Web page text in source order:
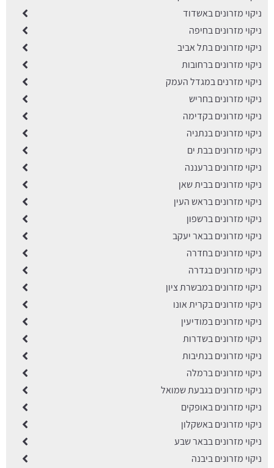
ניקוי מזרונים באשדוד
ניקוי מזרונים בחיפה
ניקוי מזרונים בתל אביב
ניקוי מזרונים ברחובות
ניקוי מזרנים במגדל העמק
ניקוי מזרונים בחריש
ניקוי מזרונים בקדימה
ניקוי מזרונים בנתניה
ניקוי מזרונים בבת ים
ניקוי מזרונים ברעננה
ניקוי מזרונים בבית שאן
ניקוי מזרונים בראש העין
ניקוי מזרונים ברשפון
ניקוי מזרונים בבאר יעקב
ניקוי מזרונים בחדרה
ניקוי מזרונים בגדרה
ניקוי מזרונים במבשרת ציון
ניקוי מזרונים בקרית אונו
ניקוי מזרונים במודיעין
ניקוי מזרונים בשדרות
ניקוי מזרונים בנתיבות
ניקוי מזרונים ברמלה
ניקוי מזרונים בגבעת שמואל
ניקוי מזרונים באופקים
ניקוי מזרונים באשקלון
ניקוי מזרונים בבאר שבע
ניקוי מזרונים ביבנה